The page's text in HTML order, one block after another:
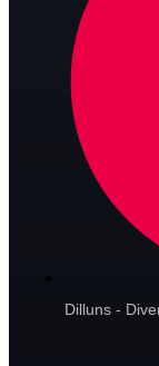
Dilluns -